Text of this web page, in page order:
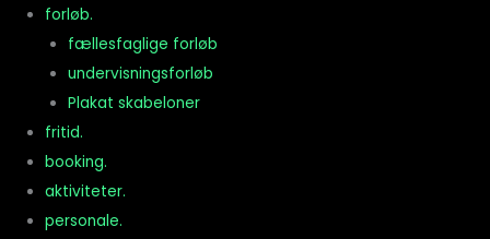
forløb.
fællesfaglige forløb
undervisningsforløb
Plakat skabeloner
fritid.
booking.
aktiviteter.
personale.